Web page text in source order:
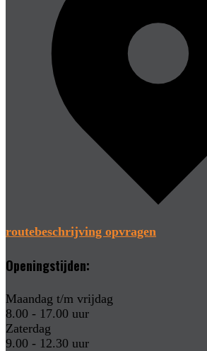
routebeschrijving opvragen
Openingstijden:
Maandag t/m vrijdag
8.00 - 17.00 uur
Zaterdag
9.00 - 12.30 uur